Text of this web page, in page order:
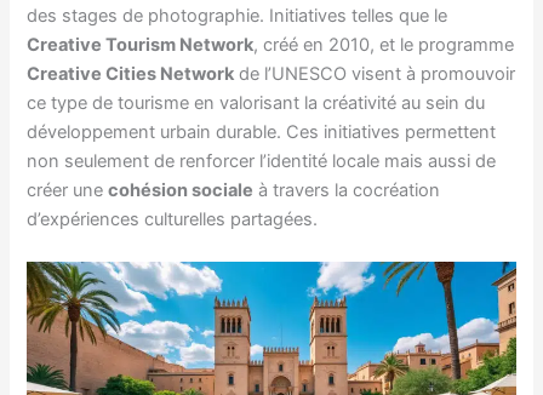
des stages de photographie. Initiatives telles que le
Creative Tourism Network, créé en 2010, et le programme
Creative Cities Network de l’UNESCO visent à promouvoir
ce type de tourisme en valorisant la créativité au sein du
développement urbain durable. Ces initiatives permettent
non seulement de renforcer l’identité locale mais aussi de
créer unecohésion sociale à travers la cocréation
d’expériences culturelles partagées.